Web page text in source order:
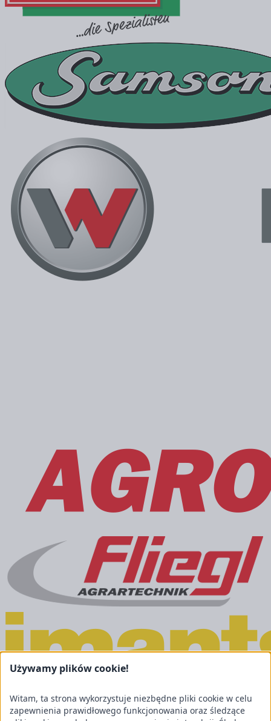
Używamy plików cookie!
Witam, ta strona wykorzystuje niezbędne pliki cookie w celu
zapewnienia prawidłowego funkcjonowania oraz śledzące